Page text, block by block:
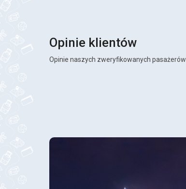
Opinie klientów
Opinie naszych zweryfikowanych pasażerów